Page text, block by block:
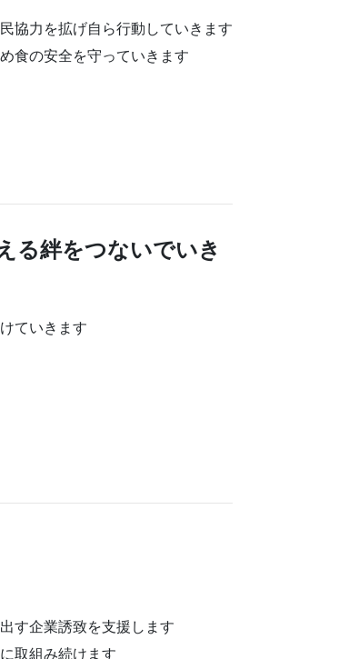
協力を拡げ自ら行動していきます
食の安全を守っていきます
る絆をつないでいき
ていきます
す企業誘致を支援します
取組み続けます